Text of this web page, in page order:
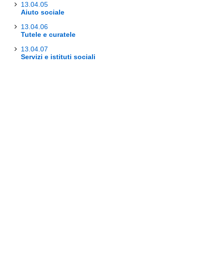
13.04.05
Aiuto sociale
13.04.06
Tutele e curatele
13.04.07
Servizi e istituti sociali